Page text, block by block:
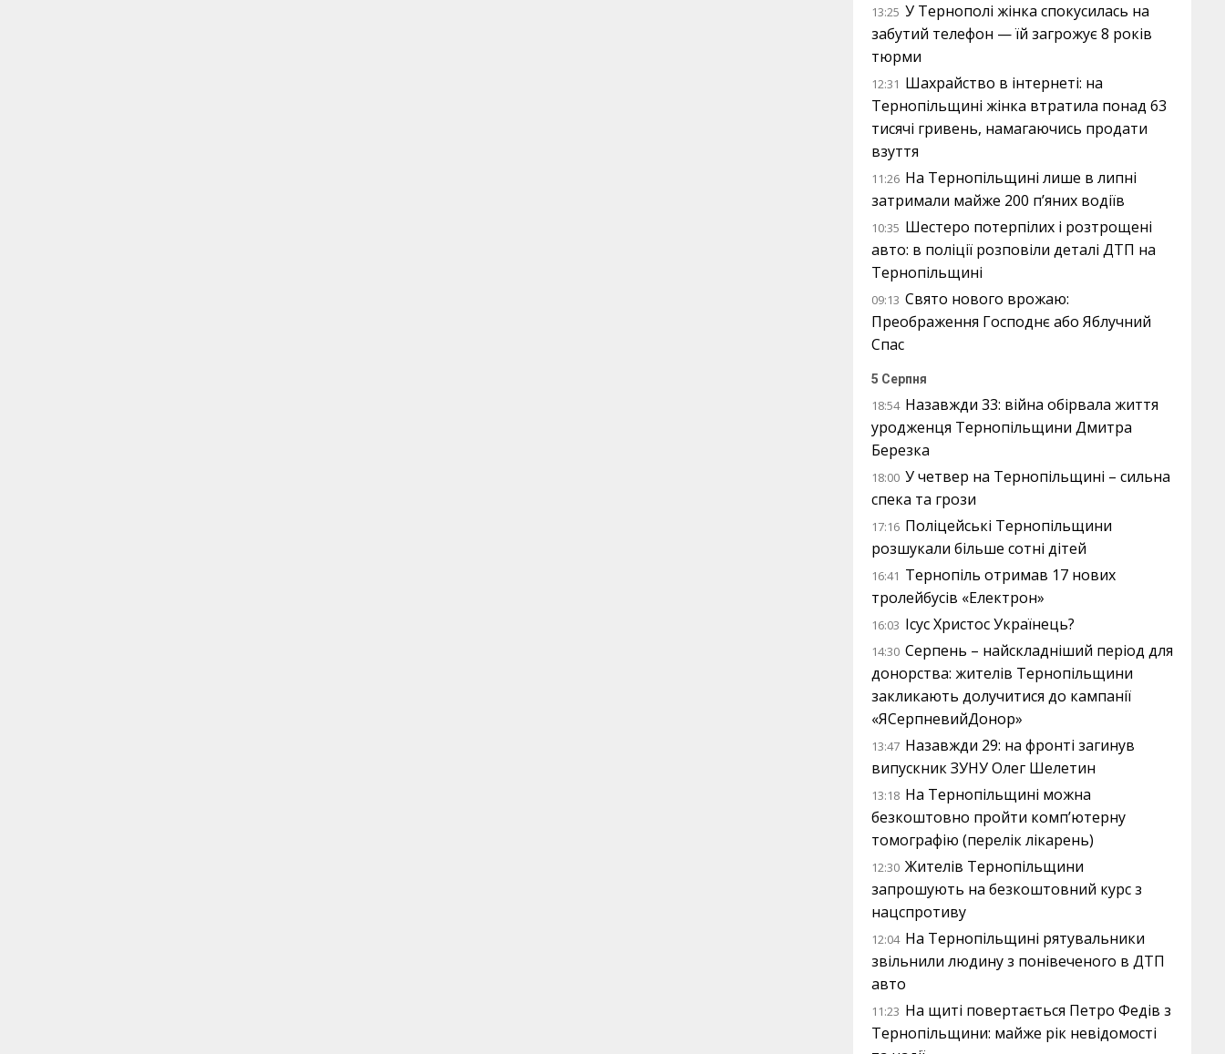
13:25 У Тернополі жінка спокусилась на
забутий телефон — їй загрожує 8 років
тюрми
12:31 Шахрайство в інтернеті: на
Тернопільщині жінка втратила понад 63
тисячі гривень, намагаючись продати
взуття
11:26 На Тернопільщині лише в липні
затримали майже 200 п’яних водіїв
10:35 Шестеро потерпілих і розтрощені
авто: в поліції розповіли деталі ДТП на
Тернопільщині
09:13 Свято нового врожаю:
Преображення Господнє або Яблучний
Спас
5 Серпня
18:54 Назавжди 33: війна обірвала життя
уродженця Тернопільщини Дмитра
Березка
18:00 У четвер на Тернопільщині – сильна
спека та грози
17:16 Поліцейські Тернопільщини
розшукали більше сотні дітей
16:41 Тернопіль отримав 17 нових
тролейбусів «Електрон»
16:03 Ісус Христос Українець?
14:30 Серпень – найскладніший період для
донорства: жителів Тернопільщини
закликають долучитися до кампанії
«ЯСерпневийДонор»
13:47 Назавжди 29: на фронті загинув
випускник ЗУНУ Олег Шелетин
13:18 На Тернопільщині можна
безкоштовно пройти комп’ютерну
томографію (перелік лікарень)
12:30 Жителів Тернопільщини
запрошують на безкоштовний курс з
нацспротиву
12:04 На Тернопільщині рятувальники
звільнили людину з понівеченого в ДТП
авто
11:23 На щиті повертається Петро Федів з
Тернопільщини: майже рік невідомості